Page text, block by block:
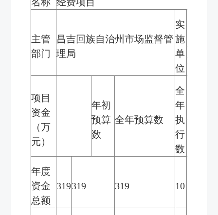
主管
部门
昌吉回族自治州市场监督管
理局
实
施
单
位
州特
验检
项目
资金
（万
元）
年初
预算
数
全年预算数
全
年
执
行
数
分值
年度
资金
总额
319319 319 10